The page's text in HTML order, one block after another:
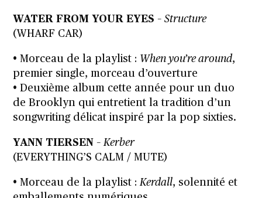
WATER FROM YOUR EYES –Structure
(WHARF CAR)
• Morceau de la playlist : When you’re around,
premier single, morceau d’ouverture
• Deuxième album cette année pour un duo
de Brooklyn qui entretient la tradition d’un
songwriting délicat inspiré par la pop sixties.
YANN TIERSEN –Kerber
(EVERYTHING’S CALM / MUTE)
• Morceau de la playlist :Kerdall, solennité et